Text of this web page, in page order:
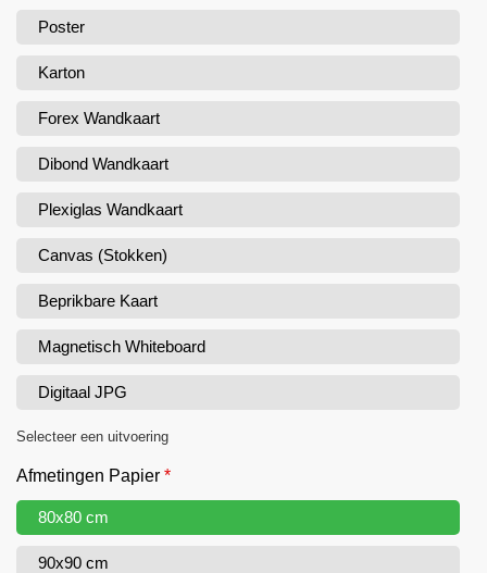
Poster
Karton
Forex Wandkaart
Dibond Wandkaart
Plexiglas Wandkaart
Canvas (Stokken)
Beprikbare Kaart
Magnetisch Whiteboard
Digitaal JPG
Selecteer een uitvoering
Afmetingen Papier *
80x80 cm
90x90 cm